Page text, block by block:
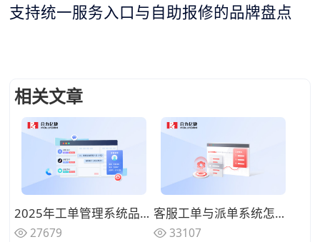
支持统一服务入口与自助报修的品牌盘点
相关文章
2025年工单管理系统品牌推荐：高效可靠的服务保障和智能流转
27679
客服工单与派单系统怎么搭配最有效？怎么用客服工单系统追踪进度、自动通知？
33107